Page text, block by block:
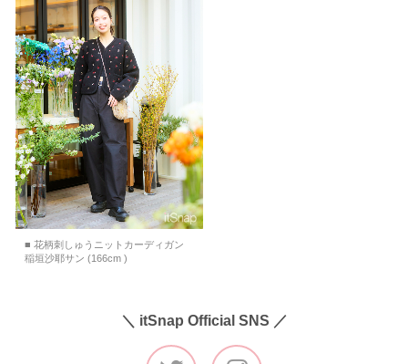
■ 花柄刺しゅうニットカーディガン
稲垣沙耶サン (166cm )
＼ itSnap Official SNS ／